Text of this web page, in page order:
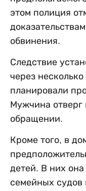
этом полиция
обвинения.
Следствие
через
планировали
Мужчина отверг
обращении.
Кроме того, в
детей. В них
семейных судов